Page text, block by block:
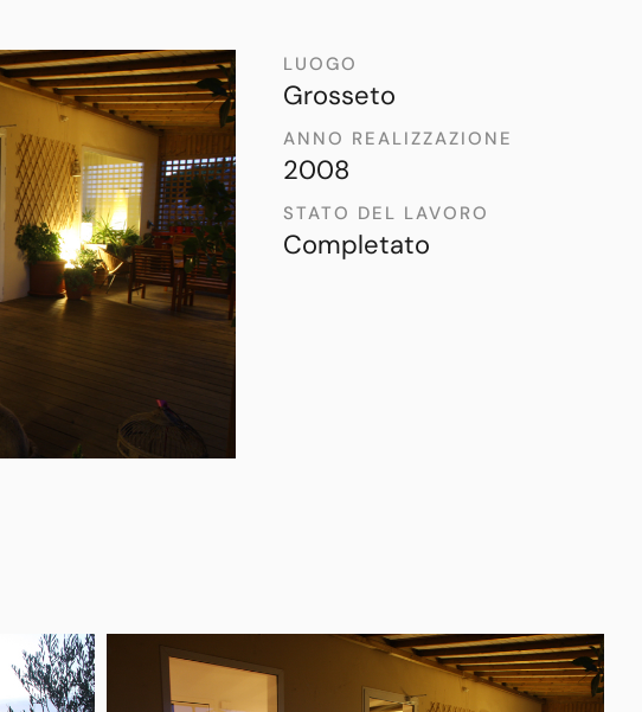
LUOGO
Grosseto
ANNO REALIZZAZIONE
2008
STATO DEL LAVORO
Completato